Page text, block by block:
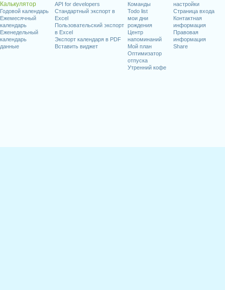
Калькулятор
Годовой календарь
Ежемесячный
календарь
Еженедельный
календарь
данные
API for developers
Стандартный экспорт в
Excel
Пользовательский экспорт
в Excel
Экспорт календаря в PDF
Вставить виджет
Команды
Todo list
мои дни
рождения
Центр
напоминаний
Мой план
Оптимизатор
отпуска
Утренний кофе
настройки
Страница входа
Контактная
информация
Правовая
информация
Share